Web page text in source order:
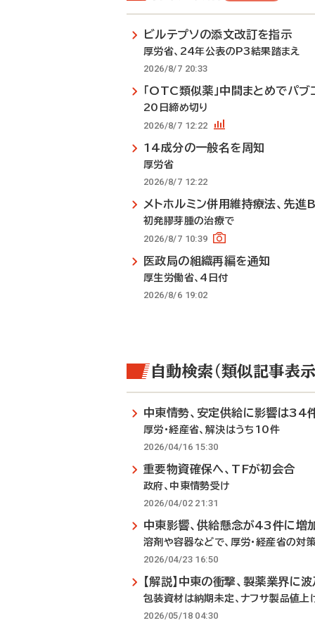
ビルテプソの添文改訂を指示
厚労省、24年公表のP3結果踏まえ
2026/8/7 20:33
「OTC類似薬」中間まとめでパブ
20日締め切り
2026/8/7 12:22
14成分の一般名を周知
厚労省
2026/8/7 12:22
メトホルミン併用維持療法、先進
初発膠芽腫の治療で
2026/8/7 10:39
医政局の組織再編を通知
厚生労働省、4日付
2026/8/6 19:02
自動検索（類似記事表示
中東情勢、安定供給に影響は34
厚労・経産省、解決はうち10件
2026/04/16 15:30
重要物資確保へ、TFが初会合
政府、中東情勢受け
2026/04/02 21:31
中東影響、供給懸念が43件に増
溶剤や容器などで、厚労・経産省の対
2026/04/23 16:50
【解説】中東の衝撃、製薬業界に波
包装資材は納期未定、ナフサ製品値上
2026/05/18 04:30